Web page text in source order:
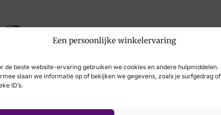
Een persoonlijke winkelervaring
de beste website-ervaring gebruiken we cookies en andere hulpmiddelen.
slaan we informatie op of bekijken we gegevens, zoals je surfgedrag of
ID’s.